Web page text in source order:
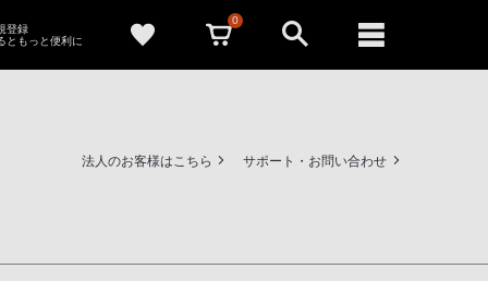
登録
ともっと便利に
0
法人のお客様はこちら サポート・お問い合わせ